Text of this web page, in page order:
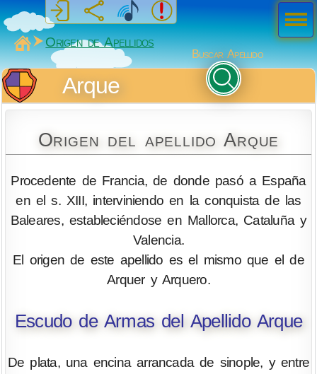
MiSabueso
Origen de Apellidos
Buscar Apellido
Arque
Origen del apellido Arque
Procedente de Francia, de donde pasó a España
en el s. XIII, interviniendo en la conquista de las
Baleares, estableciéndose en Mallorca, Cataluña y
Valencia.
El origen de este apellido es el mismo que el de
Arquer y Arquero.
Escudo de Armas del Apellido Arque
De plata, una encina arrancada de sinople, y entre
Men
ú